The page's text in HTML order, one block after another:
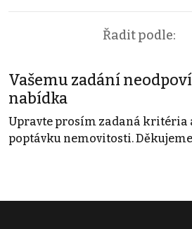
Řadit podle:
Vašemu zadání
nabídka
Upravte prosím zadaná kritéria
poptávku nemovitosti. Děkujeme